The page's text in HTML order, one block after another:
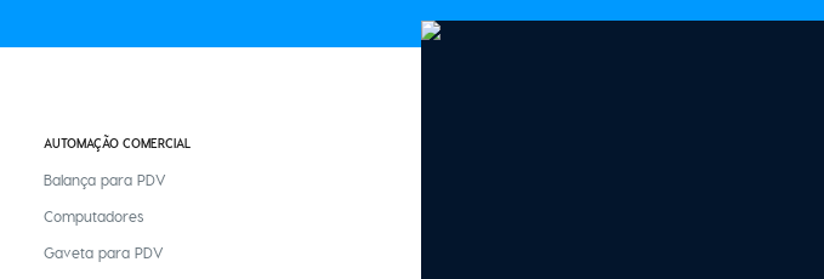
AUTOMAÇÃO COMERCIAL
Balança para PDV
Computadores
Gaveta para PDV